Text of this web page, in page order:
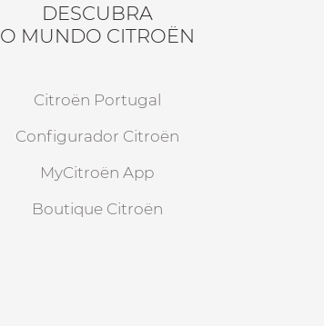
DESCUBRA
O MUNDO CITROËN
Citroën Portugal
Configurador Citroën
MyCitroën App
Boutique Citroën